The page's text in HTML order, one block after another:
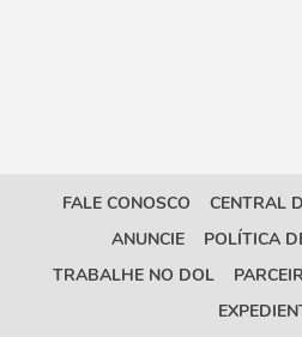
FALE CONOSCO CENTRAL
ANUNCIE
POLÍTICA
TRABALHE NO DOL